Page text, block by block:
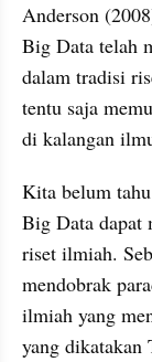
Anderson
Big Data telah
dalam tradisi
tentu saja
di kalangan
Kita belum
Big Data dapat
riset ilmiah.
mendobrak
ilmiah yang
yang dikatakan